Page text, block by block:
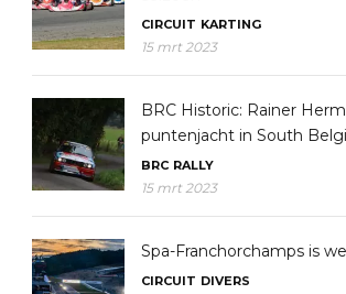
CIRCUIT KARTING
15 mrt 2023
BRC Historic: Rainer
puntenjacht in South
BRC RALLY
15 mrt 2023
Spa-Franchorchamps is
CIRCUIT DIVERS